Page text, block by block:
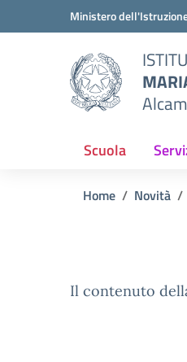
Vai ai contenuti
Vai al menu di navigazione
Ministero
Scuola
Home Novità
Il contenuto